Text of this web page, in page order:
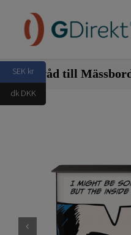
innehållet
Bildvåd till
SEK kr
dk DKK